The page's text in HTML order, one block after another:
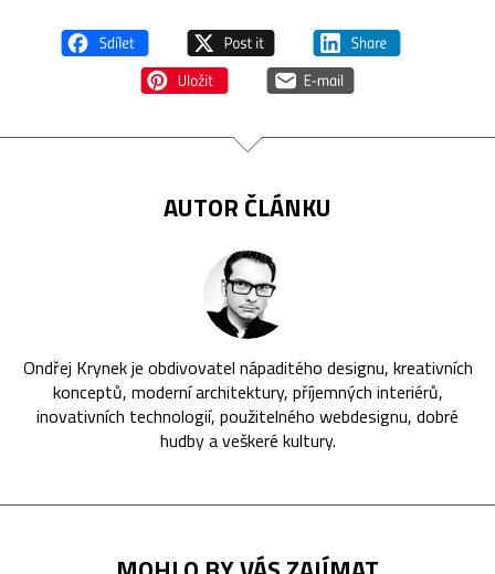
AUTOR ČLÁNKU
Ondřej Krynek je obdivovatel nápaditého designu, kreativních
konceptů, moderní architektury, příjemných interiérů,
inovativních technologií, použitelného webdesignu, dobré
hudby a veškeré kultury.